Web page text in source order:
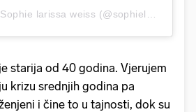
starija od 40 godina. Vjerujem
krizu srednjih godina pa
i čine to u tajnosti, dok su